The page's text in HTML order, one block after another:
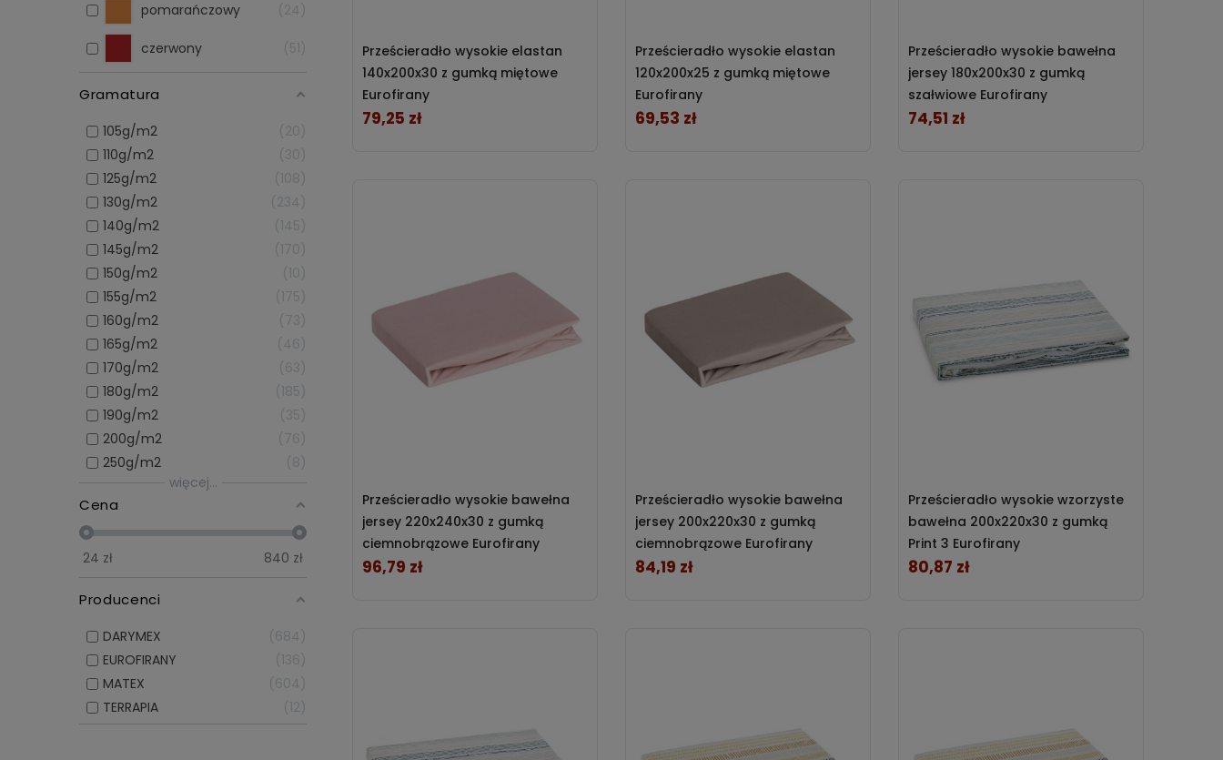
pomarańczowy 24
czerwony 51
Gramatura
105g/m2
20
110g/m2
30
125g/m2
108
130g/m2
234
140g/m2
145
145g/m2
170
150g/m2
10
155g/m2
175
160g/m2
73
165g/m2
46
170g/m2
63
180g/m2
185
190g/m2
35
200g/m2
76
250g/m2
8
więcej...
Cena
24 zł 840 zł
Producenci
DARYMEX
684
EUROFIRANY
136
MATEX
604
TERRAPIA
12
Prześcieradło wysokie elastan
140x200x30 z gumką miętowe
Eurofirany
Cena
79,25 zł
Prześcieradło wysokie elastan
120x200x25 z gumką miętowe
Eurofirany
Cena
69,53 zł
Prześcieradło wysokie bawełna
jersey 180x200x30 z gumką
szałwiowe Eurofirany
Cena
74,51 zł
Prześcieradło wysokie bawełna
jersey 220x240x30 z gumką
ciemnobrązowe Eurofirany
Cena
96,79 zł
Prześcieradło wysokie bawełna
jersey 200x220x30 z gumką
ciemnobrązowe Eurofirany
Cena
84,19 zł
Prześcieradło wysokie wzorzyste
bawełna 200x220x30 z gumką
Print 3 Eurofirany
Cena
80,87 zł